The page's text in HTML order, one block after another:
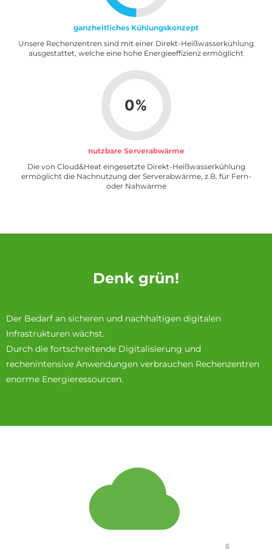
ganzheitliches Kühlungskonzept
Unsere Rechenzentren sind mit einer Direkt-Heißwasserkühlung
ausgestattet, welche eine hohe Energieeffizienz ermöglicht
79%
nutzbare Serverabwärme
Die von Cloud&Heat eingesetzte Direkt-Heißwasserkühlung
ermöglicht die Nachnutzung der Serverabwärme, z.B. für Fern-
oder Nahwärme
Denk grün!
Der Bedarf an sicheren und nachhaltigen digitalen
Infrastrukturen wächst.
Durch die fortschreitende Digitalisierung und
rechenintensive Anwendungen verbrauchen Rechenzentren
enorme Energieressourcen.